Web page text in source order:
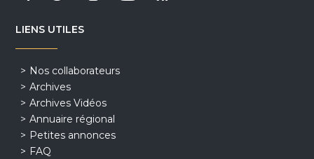
LIENS UTILES
Nos collaborateurs
Archives
Archives Vidéos
Annuaire régional
Petites annonces
FAQ